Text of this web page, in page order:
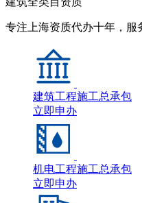
专注上海资质代办十年，服
建筑工程施工总承包
立即申办
机电工程施工总承包
立即申办